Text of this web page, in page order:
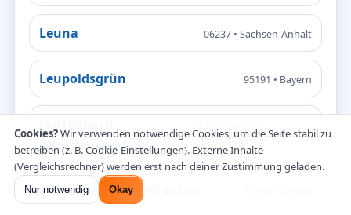
Leuna 06237 • Sachsen-Anhalt
Leupoldsgrün 95191 • Bayern
(Württemberg)
Württemberg
Leutenbach, Oberfranken
Cookies?Wir verwenden notwendige Cookies, um die Seite stabil zu
betreiben (z. B. Cookie-Einstellungen). Externe Inhalte
(Vergleichsrechner) werden erst nach deiner Zustimmung geladen.
Nur notwendig Okay